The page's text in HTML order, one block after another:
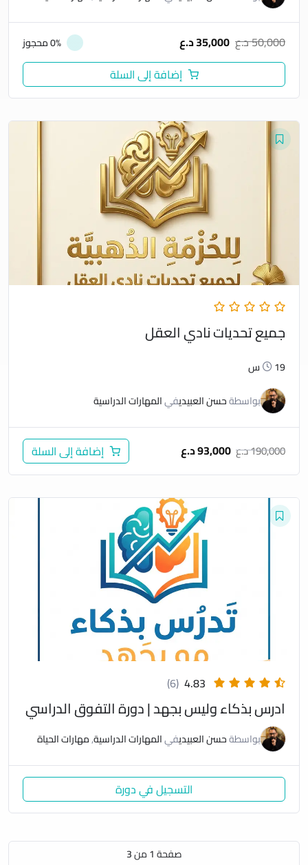
50,000د.ع 35,000د.ع 0% محجوز
إضافة إلى السلة
جميع تحديات نادي العقل
19س
بواسطةحسن العبيديفيالمهارات الدراسية
190,000د.ع 93,000د.ع إضافة إلى السلة
4.83
(6)
ادرس بذكاء وليس بجهد | دورة التفوق الدراسي
بواسطةحسن العبيديفيالمهارات الدراسية,مهارات الحياة
التسجيل في دورة
صفحة1من3